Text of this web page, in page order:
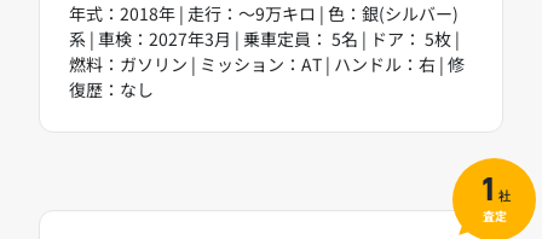
年式：2018年 | 走行：～9万キロ | 色：銀(シルバー)
系 | 車検：2027年3月 | 乗車定員： 5名 | ドア： 5枚 |
燃料：ガソリン | ミッション：AT | ハンドル：右 | 修
復歴：なし
1 社
査定